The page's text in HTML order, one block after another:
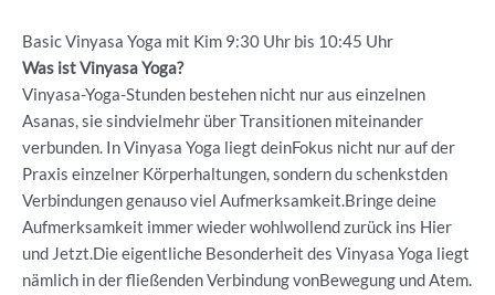
Basic Vinyasa Yoga mit Kim 9:30 Uhr bis 10:45 Uhr
Was ist Vinyasa Yoga?
Vinyasa-Yoga-Stunden bestehen nicht nur aus einzelnen
Asanas, sie sindvielmehr über Transitionen miteinander
verbunden. In Vinyasa Yoga liegt deinFokus nicht nur auf der
Praxis einzelner Körperhaltungen, sondern du schenkstden
Verbindungen genauso viel Aufmerksamkeit.Bringe deine
Aufmerksamkeit immer wieder wohlwollend zurück ins Hier
und Jetzt.Die eigentliche Besonderheit des Vinyasa Yoga liegt
nämlich in der fließenden Verbindung vonBewegung und Atem.